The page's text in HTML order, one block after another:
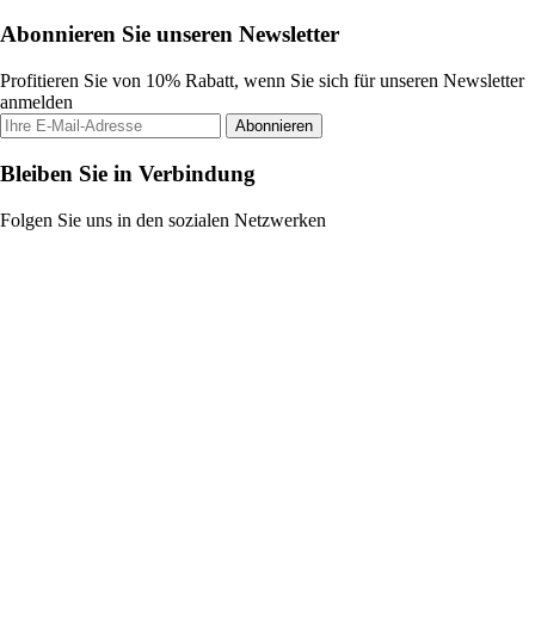
Abonnieren Sie unseren Newsletter
Profitieren Sie von 10% Rabatt, wenn Sie sich für unseren Newsletter
anmelden
Abonnieren
Bleiben Sie in Verbindung
Folgen Sie uns in den sozialen Netzwerken